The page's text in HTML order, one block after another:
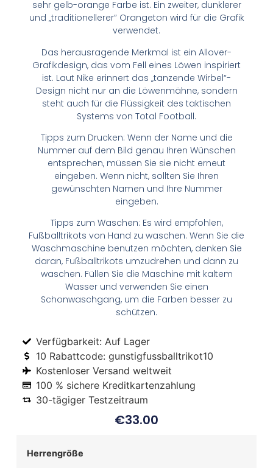
sehr gelb-orange Farbe ist. Ein zweiter, dunklerer
und „traditionellerer“ Orangeton wird für die Grafik
verwendet.
Das herausragende Merkmal ist ein Allover-
Grafikdesign, das vom Fell eines Löwen inspiriert
ist. Laut Nike erinnert das „tanzende Wirbel“-
Design nicht nur an die Löwenmähne, sondern
steht auch für die Flüssigkeit des taktischen
Systems von Total Football.
Tipps zum Drucken: Wenn der Name und die
Nummer auf dem Bild genau Ihren Wünschen
entsprechen, müssen Sie sie nicht erneut
eingeben. Wenn nicht, sollten Sie Ihren
gewünschten Namen und Ihre Nummer
eingeben.
Tipps zum Waschen: Es wird empfohlen,
Fußballtrikots von Hand zu waschen. Wenn Sie die
Waschmaschine benutzen möchten, denken Sie
daran, Fußballtrikots umzudrehen und dann zu
waschen. Füllen Sie die Maschine mit kaltem
Wasser und verwenden Sie einen
Schonwaschgang, um die Farben besser zu
schützen.
Verfügbarkeit: Auf Lager
10 Rabattcode: gunstigfussballtrikot10
Kostenloser Versand weltweit
100 % sichere Kreditkartenzahlung
30-tägiger Testzeitraum
€33.00
Herrengröße